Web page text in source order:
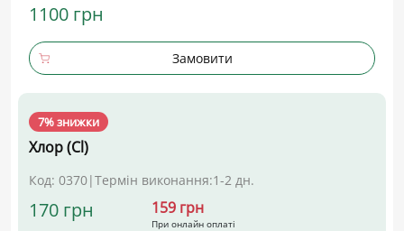
1100 грн
Замовити
7% знижки
Хлор (Cl)
Код: 0370|Термін виконання:1-2 дн.
170 грн 159 грн
При онлайн оплаті